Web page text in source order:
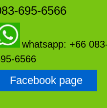
695-6566
whatsapp: +66
6566
Facebook page